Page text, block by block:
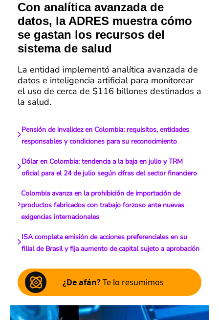
Con analítica avanzada de
datos, la ADRES muestra cómo
se gastan los recursos del
sistema de salud
La entidad implementó analítica avanzada de
datos e inteligencia artificial para monitorear
el uso de cerca de $116 billones destinados a
la salud.
Pensión de invalidez en Colombia: requisitos, entidades
responsables y condiciones para su reconocimiento
Dólar en Colombia: tendencia a la baja en julio y TRM
oficial para el 24 de julio según cifras del sector financiero
Colombia avanza en la prohibición de importación de
productos fabricados con trabajo forzoso ante nuevas
exigencias internacionales
ISA completa emisión de acciones preferenciales en su
filial de Brasil y fija aumento de capital sujeto a aprobación
¿De afán?Te lo resumimos